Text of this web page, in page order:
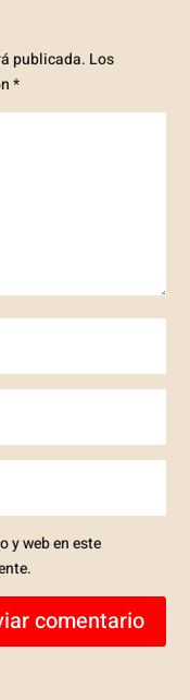
publicada. Los
*
y web en este
comentario